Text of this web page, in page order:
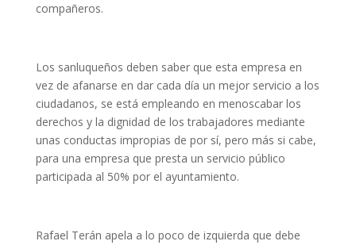
compañeros.
Los sanluqueños deben saber que esta empresa en
vez de afanarse en dar cada día un mejor servicio a los
ciudadanos, se está empleando en menoscabar los
derechos y la dignidad de los trabajadores mediante
unas conductas impropias de por sí, pero más si cabe,
para una empresa que presta un servicio público
participada al 50% por el ayuntamiento.
Rafael Terán apela a lo poco de izquierda que debe